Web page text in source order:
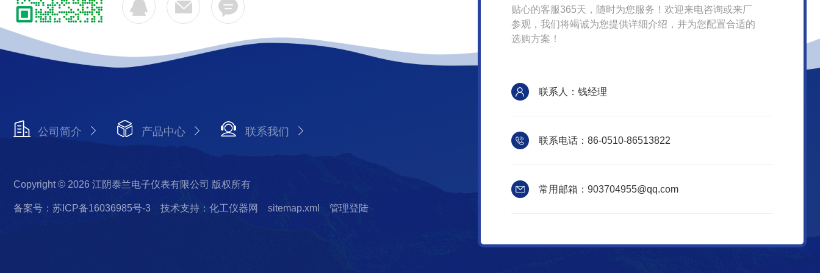
公司简介 产品中心 联系我们
Copyright © 2026 江阴泰兰电子仪表有限公司 版权所有
备案号：苏ICP备16036985号-3 技术支持：化工仪器网 sitemap.xml 管理登陆
贴心的客服365天，随时为您服务！欢迎来电咨询或来厂
参观，我们将竭诚为您提供详细介绍，并为您配置合适的
选购方案！
联系人：钱经理
联系电话：86-0510-86513822
常用邮箱：903704955@qq.com